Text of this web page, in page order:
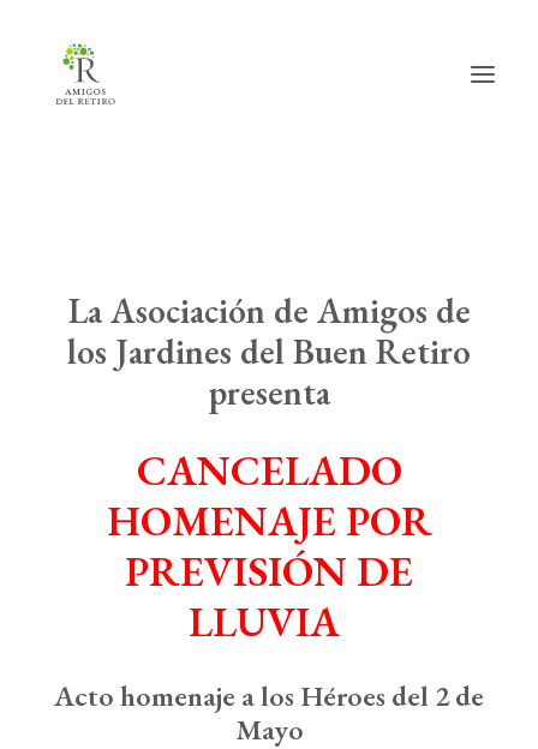
Hazte amig@
Actividades
Actualidad
La Asociación
Boletín de Noticias
Contacto
Search
La Asociación de Amigos de
los Jardines del Buen Retiro
presenta
CANCELADO
HOMENAJE POR
PREVISIÓN DE
LLUVIA
Acto homenaje a los Héroes del 2 de
Mayo